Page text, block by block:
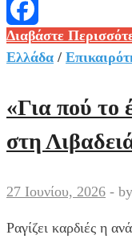
Messenger
Facebook
Φωτιά
στα
Αιτωλοακαρνανίας
-Σηκώθηκαν
4
μέσα
την
Διαβάστε
Ελλάδα /
«Για πού το
στη
27 Ιουνίου, 2026 - by
Ραγίζει καρδιές η